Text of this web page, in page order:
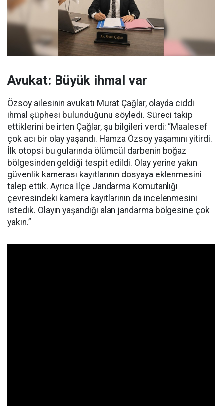
Avukat: Büyük ihmal var
Özsoy ailesinin avukatı Murat Çağlar, olayda ciddi
ihmal şüphesi bulunduğunu söyledi. Süreci takip
ettiklerini belirten Çağlar, şu bilgileri verdi: “Maalesef
çok acı bir olay yaşandı. Hamza Özsoy yaşamını yitirdi.
İlk otopsi bulgularında ölümcül darbenin boğaz
bölgesinden geldiği tespit edildi. Olay yerine yakın
güvenlik kamerası kayıtlarının dosyaya eklenmesini
talep ettik. Ayrıca İlçe Jandarma Komutanlığı
çevresindeki kamera kayıtlarının da incelenmesini
istedik. Olayın yaşandığı alan jandarma bölgesine çok
yakın.”